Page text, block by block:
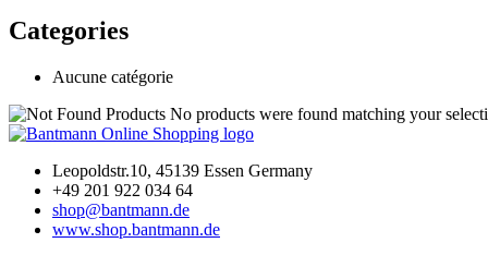
Categories
Aucune catégorie
No products were found matching your
Leopoldstr.10, 45139 Essen Germany
+49 201 922 034 64
shop@bantmann.de
www.shop.bantmann.de